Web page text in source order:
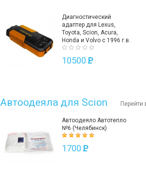
Диагностический
адаптер для Lexus,
Toyota, Scion, Acura,
Honda и Volvo с 1996 г.в.
10500 P
Автоодеяла для Scion Перейти
Автоодеяло Автотепло
№6 (Челябинск)
1700 P